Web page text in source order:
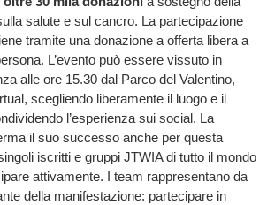
salute e sul cancro. La partecipazione
tramite una donazione a offerta libera a
L’evento può essere vissuto in
alle ore 15.30 dal Parco del Valentino,
scegliendo liberamente il luogo e il
l’esperienza sui social. La
il suo successo anche per questa
iscritti e gruppi JTWIA di tutto il mondo
attivamente. I team rappresentano da
della manifestazione: partecipare in